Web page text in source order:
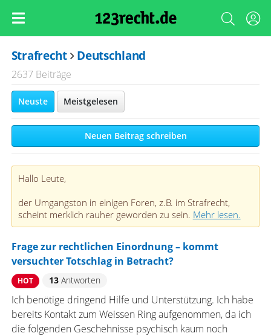
Strafrecht Deutschland
2637 Beiträge
Neuste Meistgelesen
Neuen Beitrag schreiben
Hallo Leute,
der Umgangston in einigen Foren, z.B. im Strafrecht,
scheint merklich rauher geworden zu sein. Mehr lesen.
Frage zur rechtlichen Einordnung – kommt
versuchter Totschlag in Betracht?
HOT 13Antworten
Ich benötige dringend Hilfe und Unterstützung. Ich habe
bereits Kontakt zum Weissen Ring aufgenommen, da ich
die folgenden Geschehnisse psychisch kaum noch